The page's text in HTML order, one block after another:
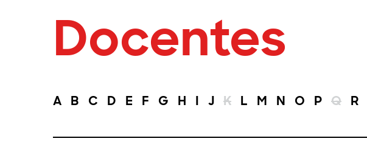
Docentes
A B C D E F G H I J K L M N O P Q R